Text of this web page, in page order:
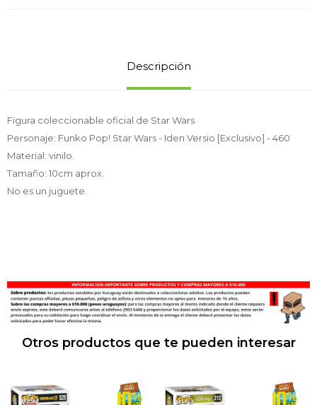
Descripción
Figura coleccionable oficial de Star Wars
Personaje: Funko Pop! Star Wars - Iden Versio [Exclusivo] - 460
Material: vinilo.
Tamaño: 10cm aprox.
No es un juguete.
Otros productos que te pueden interesar